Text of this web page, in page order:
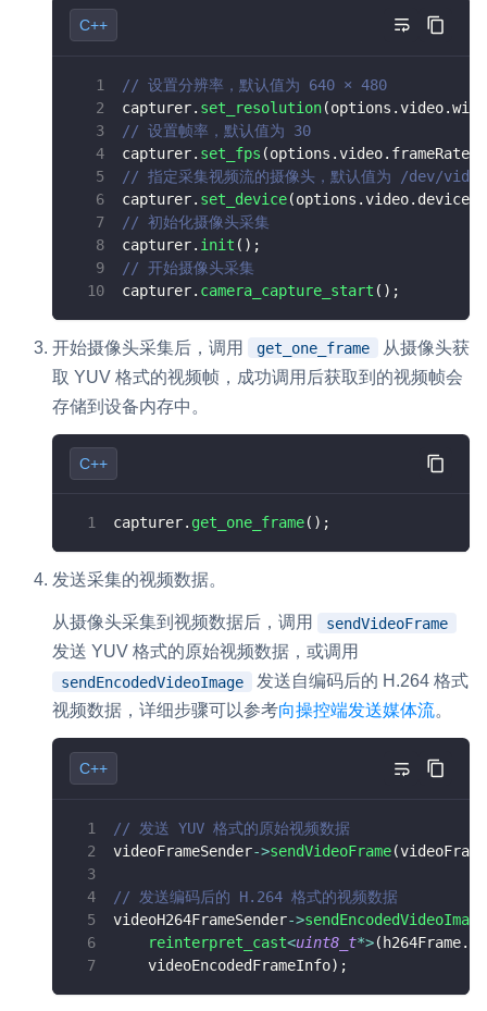
灵动会议
低代码集成、灵活定制、超低延时的音视频会议
C++
// 设置分辨率，默认值为 640 × 480
capturer. set_resolution(options .video.
// 设置帧率，默认值为 30
capturer. set_fps (options .video. frameRate
// 指定采集视频流的摄像头，默认值为 /dev/
capturer. set_device(options .video.
// 初始化摄像头采集
capturer. init ( ) ;
// 开始摄像头采集
capturer. camera_capture_start ( ) ;
开始摄像头采集后，调用 get_one_frame
从摄像头获
取 YUV 格式的视频帧，成功调用后获取到的视频帧会
存储到设备内存中。
C++
capturer. get_one_frame( ) ;
发送采集的视频数据。
从摄像头采集到视频数据后，调用 sendVideoFrame
发送 YUV 格式的原始视频数据，或调用
sendEncodedVideoImage
发送自编码后的 H.264 格式
视频数据，详细步骤可以参考向操控端发送媒体流。
C++
// 发送 YUV 格式的原始视频数据
videoFrameSender->sendVideoFrame(videoFrame
// 发送编码后的 H.264 格式的视频数据
videoH264FrameSender->sendEncodedVideoImage
reinterpret_cast<uint8_t*>( h264Frame.
    videoEncodedFrameInfo
) ;